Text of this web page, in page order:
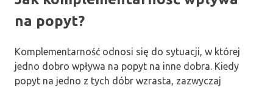
na popyt?
Komplementarność odnosi się do sytuacji, w której
jedno dobro wpływa na popyt na inne dobra. Kiedy
popyt na jedno z tych dóbr wzrasta, zazwyczaj